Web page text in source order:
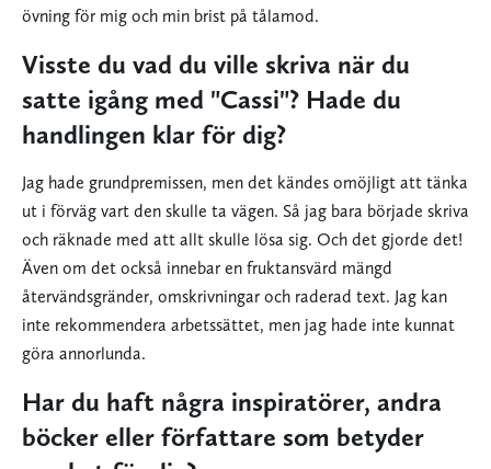
övning för mig och min brist på tålamod.
Visste du vad du ville skriva när du
satte igång med "Cassi"? Hade du
handlingen klar för dig?
Jag hade grundpremissen, men det kändes omöjligt att tänka
ut i förväg vart den skulle ta vägen. Så jag bara började skriva
och räknade med att allt skulle lösa sig. Och det gjorde det!
Även om det också innebar en fruktansvärd mängd
återvändsgränder, omskrivningar och raderad text. Jag kan
inte rekommendera arbetssättet, men jag hade inte kunnat
göra annorlunda.
Har du haft några inspiratörer, andra
böcker eller författare som betyder